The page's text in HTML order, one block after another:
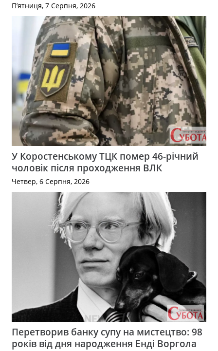
П’ятниця, 7 Серпня, 2026
У Коростенському ТЦК помер 46-річний
чоловік після проходження ВЛК
Четвер, 6 Серпня, 2026
Перетворив банку супу на мистецтво: 98
років від дня народження Енді Воргола